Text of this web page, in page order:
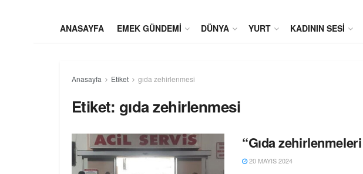
ANASAYFA EMEK GÜNDEMI DÜNYA YURT KADININ SESI
Anasayfa Etiket gıda zehirlenmesi
Etiket: gıda zehirlenmesi
“Gıda
20 MAYIS 2024